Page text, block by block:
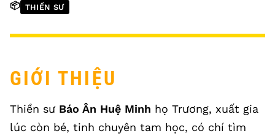
📦 THIỀN SƯ
GIỚI THIỆU
Thiền sư Báo Ân Huệ Minh họ Trương, xuất gia
lúc còn bé, tinh chuyên tam học, có chí tìm